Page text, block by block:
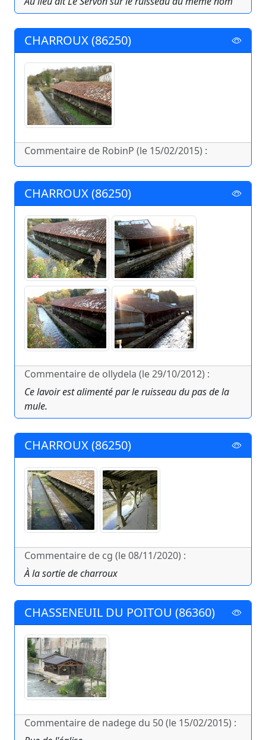
CHARROUX (86250)
Commentaire de RobinP (le 15/02/2015) :
CHARROUX (86250)
Commentaire de ollydela (le 29/10/2012) :
Ce lavoir est alimenté par le ruisseau du pas de la
mule.
CHARROUX (86250)
Commentaire de cg (le 08/11/2020) :
À la sortie de charroux
CHASSENEUIL DU POITOU (86360)
Commentaire de nadege du 50 (le 15/02/2015) :